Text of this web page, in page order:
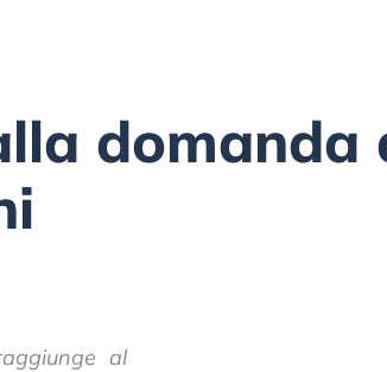
domanda
al